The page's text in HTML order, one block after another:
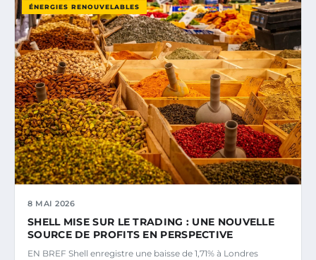
ÉNERGIES RENOUVELABLES
8 MAI 2026
SHELL MISE SUR LE TRADING : UNE NOUVELLE
SOURCE DE PROFITS EN PERSPECTIVE
EN BREF Shell enregistre une baisse de 1,71% à Londres